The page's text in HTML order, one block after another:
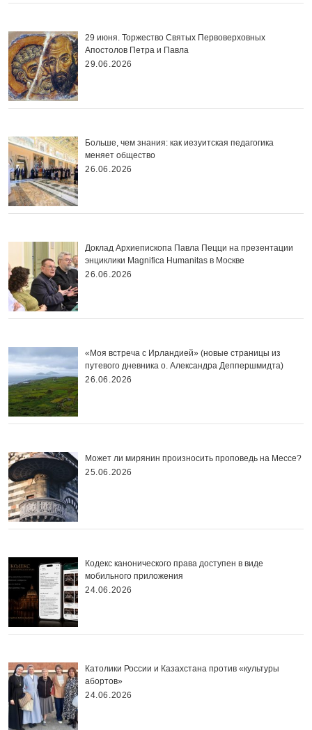
29 июня. Торжество Святых Первоверховных
Апостолов Петра и Павла
29.06.2026
Больше, чем знания: как иезуитская педагогика
меняет общество
26.06.2026
Доклад Архиепископа Павла Пецци на презентации
энциклики Magnifica Нumanitas в Москве
26.06.2026
«Моя встреча с Ирландией» (новые страницы из
путевого дневника о. Александра Деппершмидта)
26.06.2026
Может ли мирянин произносить проповедь на Мессе?
25.06.2026
Кодекс канонического права доступен в виде
мобильного приложения
24.06.2026
Католики России и Казахстана против «культуры
абортов»
24.06.2026